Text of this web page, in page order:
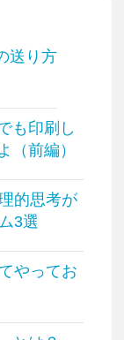
送り方
も印刷し
（前編）
的思考が
3選
やってお